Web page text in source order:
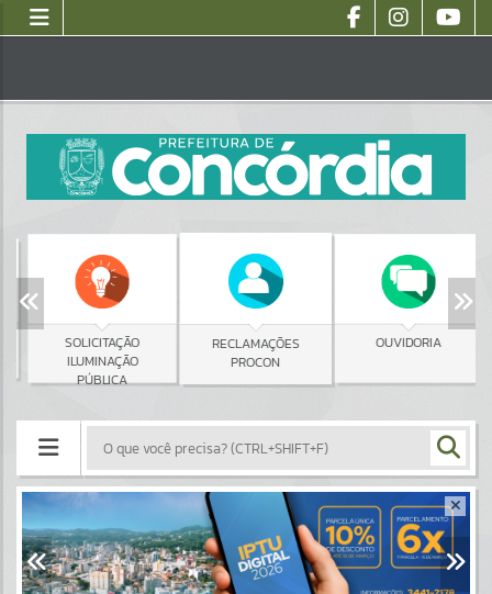
SOLICITAÇÃO
ILUMINAÇÃO
PÚBLICA
RECLAMAÇÕES
PROCON
OUVIDORIA
Portais